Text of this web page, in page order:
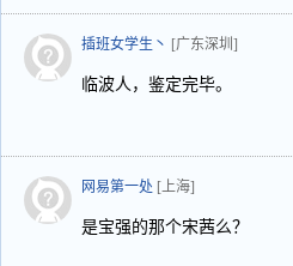
插班女学生丶 [广东深圳]
临波人，鉴定完毕。
网易第一处 [上海]
是宝强的那个宋茜么？